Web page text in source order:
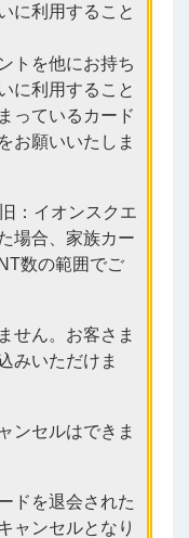
に利用すること
トを他にお持ち
に利用すること
っているカード
お願いいたしま
：イオンスクエ
場合、家族カー
数の範囲でご
せん。お客さま
みいただけま
ンセルはできま
ドを退会された
ャンセルとなり